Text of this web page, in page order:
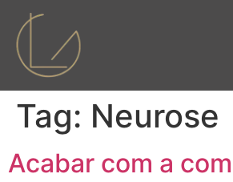
Tag: Neurose
Acabar com a